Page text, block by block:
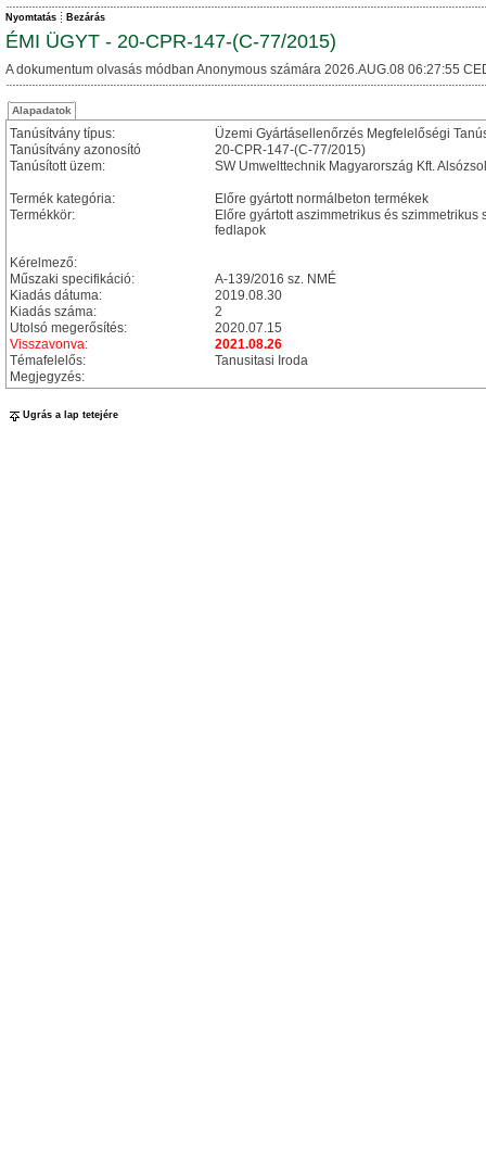
Nyomtatás Bezárás
ÉMI ÜGYT - 20-CPR-147-(C-77/2015)
A dokumentum olvasás módban Anonymous számára 2026.AUG.08 06:27:55
Alapadatok
Tanúsítvány típus:
Üzemi Gyártásellenőrzés Megfelelőségi
Tanúsítvány azonosító
20-CPR-147-(C-77/2015)
Tanúsított üzem:
SW Umwelttechnik Magyarország Kft.
Termék kategória:
Előre gyártott normálbeton termékek
Termékkör:
Előre gyártott aszimmetrikus és
fedlapok
Kérelmező:
Műszaki specifikáció:
A-139/2016 sz. NMÉ
Kiadás dátuma:
2019.08.30
Kiadás száma:
2
Utolsó megerősítés:
2020.07.15
Visszavonva:
2021.08.26
Témafelelős:
Tanusitasi Iroda
Megjegyzés:
Ugrás a lap tetejére